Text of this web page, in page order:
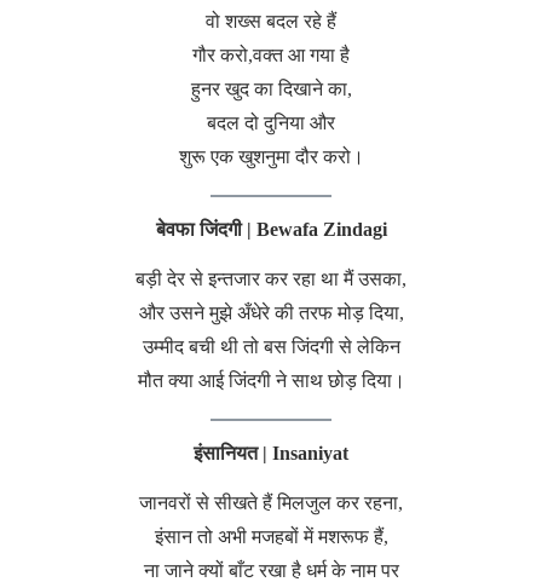
वो शख्स बदल रहे हैं
गौर करो,वक्त आ गया है
हुनर खुद का दिखाने का,
बदल दो दुनिया और
शुरू एक खुशनुमा दौर करो।
बेवफा जिंदगी | Bewafa Zindagi
बड़ी देर से इन्तजार कर रहा था मैं उसका,
और उसने मुझे अँधेरे की तरफ मोड़ दिया,
उम्मीद बची थी तो बस जिंदगी से लेकिन
मौत क्या आई जिंदगी ने साथ छोड़ दिया।
इंसानियत | Insaniyat
जानवरों से सीखते हैं मिलजुल कर रहना,
इंसान तो अभी मजहबों में मशरूफ हैं,
ना जाने क्यों बाँट रखा है धर्म के नाम पर